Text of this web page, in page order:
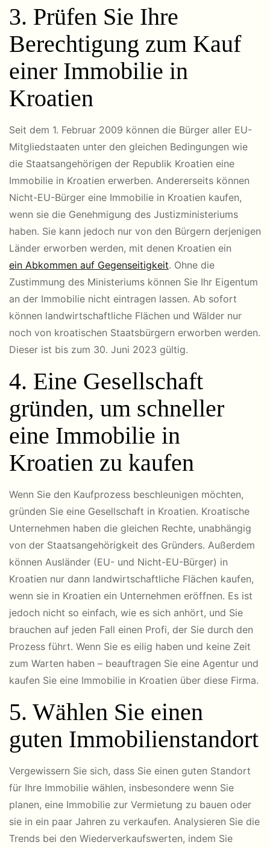
3. Prüfen Sie Ihre
Berechtigung zum Kauf
einer Immobilie in
Kroatien
Seit dem 1. Februar 2009 können die Bürger aller EU-
Mitgliedstaaten unter den gleichen Bedingungen wie
die Staatsangehörigen der Republik Kroatien eine
Immobilie in Kroatien erwerben. Andererseits können
Nicht-EU-Bürger eine Immobilie in Kroatien kaufen,
wenn sie die Genehmigung des Justizministeriums
haben. Sie kann jedoch nur von den Bürgern derjenigen
Länder erworben werden, mit denen Kroatien ein
ein Abkommen auf Gegenseitigkeit. Ohne die
Zustimmung des Ministeriums können Sie Ihr Eigentum
an der Immobilie nicht eintragen lassen. Ab sofort
können landwirtschaftliche Flächen und Wälder nur
noch von kroatischen Staatsbürgern erworben werden.
Dieser ist bis zum 30. Juni 2023 gültig.
4. Eine Gesellschaft
gründen, um schneller
eine Immobilie in
Kroatien zu kaufen
Wenn Sie den Kaufprozess beschleunigen möchten,
gründen Sie eine Gesellschaft in Kroatien. Kroatische
Unternehmen haben die gleichen Rechte, unabhängig
von der Staatsangehörigkeit des Gründers. Außerdem
können Ausländer (EU- und Nicht-EU-Bürger) in
Kroatien nur dann landwirtschaftliche Flächen kaufen,
wenn sie in Kroatien ein Unternehmen eröffnen. Es ist
jedoch nicht so einfach, wie es sich anhört, und Sie
brauchen auf jeden Fall einen Profi, der Sie durch den
Prozess führt. Wenn Sie es eilig haben und keine Zeit
zum Warten haben – beauftragen Sie eine Agentur und
kaufen Sie eine Immobilie in Kroatien über diese Firma.
5. Wählen Sie einen
guten Immobilienstandort
Vergewissern Sie sich, dass Sie einen guten Standort
für Ihre Immobilie wählen, insbesondere wenn Sie
planen, eine Immobilie zur Vermietung zu bauen oder
sie in ein paar Jahren zu verkaufen. Analysieren Sie die
Trends bei den Wiederverkaufswerten, indem Sie